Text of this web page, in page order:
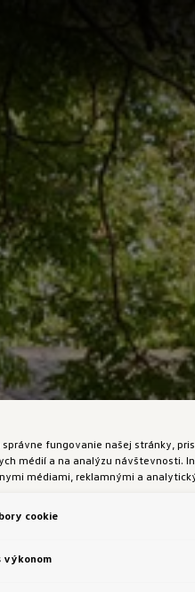
fungovanie našej stránky,
médií a na analýzu návštevnosti.
médiami, reklamnými a
cookie
výkonom